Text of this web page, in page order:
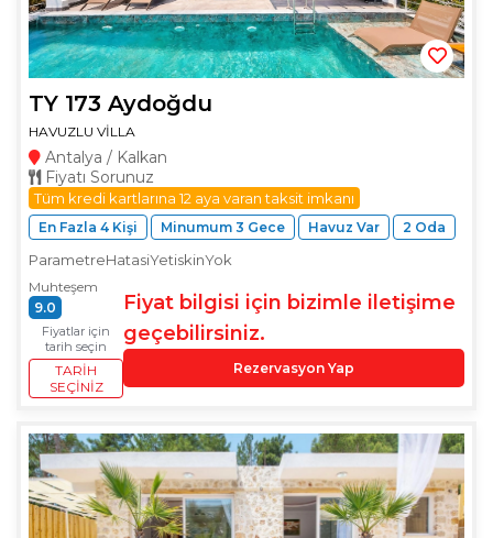
TY 173 Aydoğdu
HAVUZLU VİLLA
Antalya / Kalkan
Fiyatı Sorunuz
Tüm kredi kartlarına 12 aya varan taksit imkanı
En Fazla 4 Kişi Minumum 3 Gece Havuz Var 2 Oda
ParametreHatasiYetiskinYok
Muhteşem
9.0
Fiyatlar için
tarih seçin
TARIH
SEÇINIZ
Fiyat bilgisi için bizimle iletişime
geçebilirsiniz.
Rezervasyon Yap